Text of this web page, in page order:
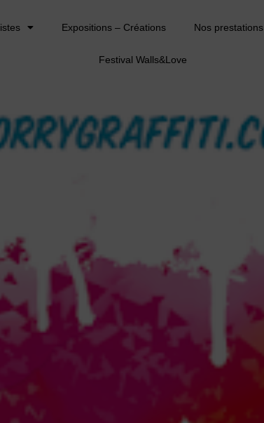
Expositions – Créations Nos prestations
Festival Walls&Love